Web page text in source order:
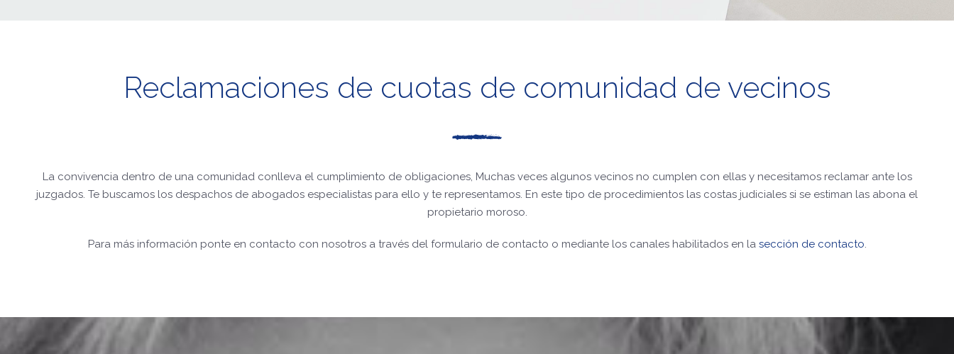
Reclamaciones de cuotas de comunidad de vecinos
La convivencia dentro de una comunidad conlleva el cumplimiento de obligaciones, Muchas veces algunos vecinos no cumplen con ellas y necesitamos reclamar ante los
juzgados. Te buscamos los despachos de abogados especialistas para ello y te representamos. En este tipo de procedimientos las costas judiciales si se estiman las abona el
propietario moroso.
Para más información ponte en contacto con nosotros a través del formulario de contacto o mediante los canales habilitados en la sección de contacto.